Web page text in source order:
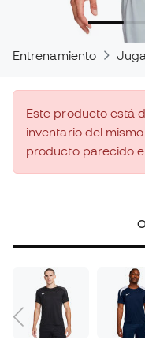
Entrenamiento
Este producto está
inventario del
producto parecido